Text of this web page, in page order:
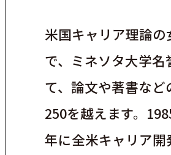
米国キャリア理論の
で、ミネソタ大学名
て、論文や著書など
250を越えます。
年に全米キャリア開